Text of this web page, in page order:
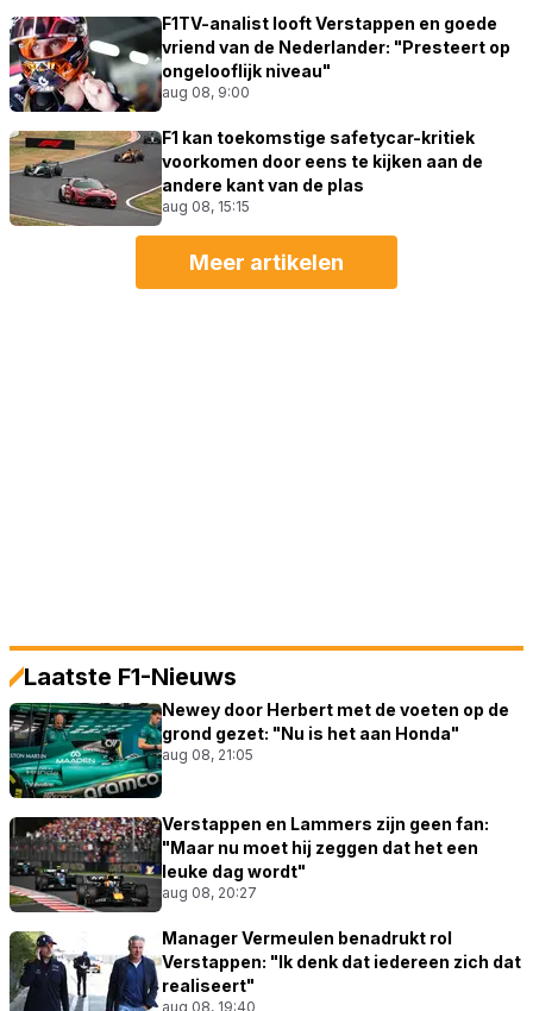
F1TV-analist looft Verstappen en goede
vriend van de Nederlander: "Presteert op
ongelooflijk niveau"
aug 08, 9:00
F1 kan toekomstige safetycar-kritiek
voorkomen door eens te kijken aan de
andere kant van de plas
aug 08, 15:15
Meer artikelen
Laatste F1-Nieuws
Newey door Herbert met de voeten op de
grond gezet: "Nu is het aan Honda"
aug 08, 21:05
Verstappen en Lammers zijn geen fan:
"Maar nu moet hij zeggen dat het een
leuke dag wordt"
aug 08, 20:27
Manager Vermeulen benadrukt rol
Verstappen: "Ik denk dat iedereen zich dat
realiseert"
aug 08, 19:40